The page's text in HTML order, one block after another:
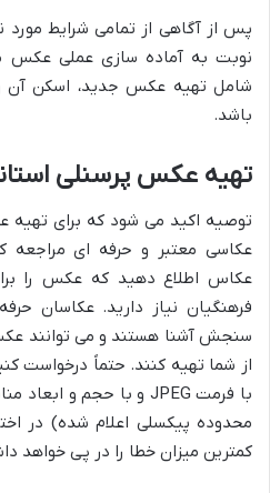
پس از آگاهی از تمامی شرایط مورد
نوبت به آماده سازی عملی عکس
شامل تهیه عکس جدید، اسکن آن
باشد.
تهیه عکس پرسنلی
توصیه اکید می شود که برای
عکاسی معتبر و حرفه ای مراجعه
عکاس اطلاع دهید که عکس را
فرهنگیان نیاز دارید. عکاسان
سنجش آشنا هستند و می توانند
از شما تهیه کنند. حتماً درخواست
محدوده پیکسلی اعلام شده) در
کمترین میزان خطا را در پی خواهد